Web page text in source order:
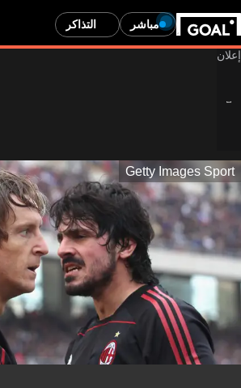
مباشر التذاكر
Getty Images Sport